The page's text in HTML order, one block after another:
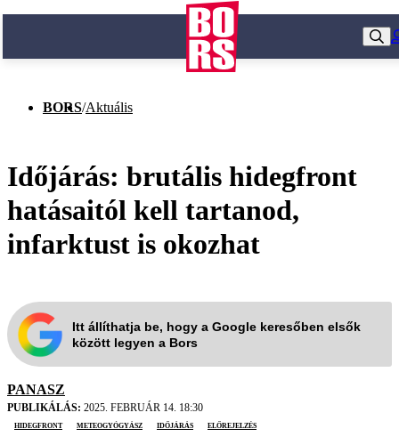
BORS/Aktuális
Időjárás: brutális hidegfront
hatásaitól kell tartanod,
infarktust is okozhat
Itt állíthatja be, hogy a Google keresőben elsők
között legyen a Bors
PANASZ
PUBLIKÁLÁS: 2025. FEBRUÁR 14. 18:30
hidegfront
meteogyógyász időjárás előrejelzés